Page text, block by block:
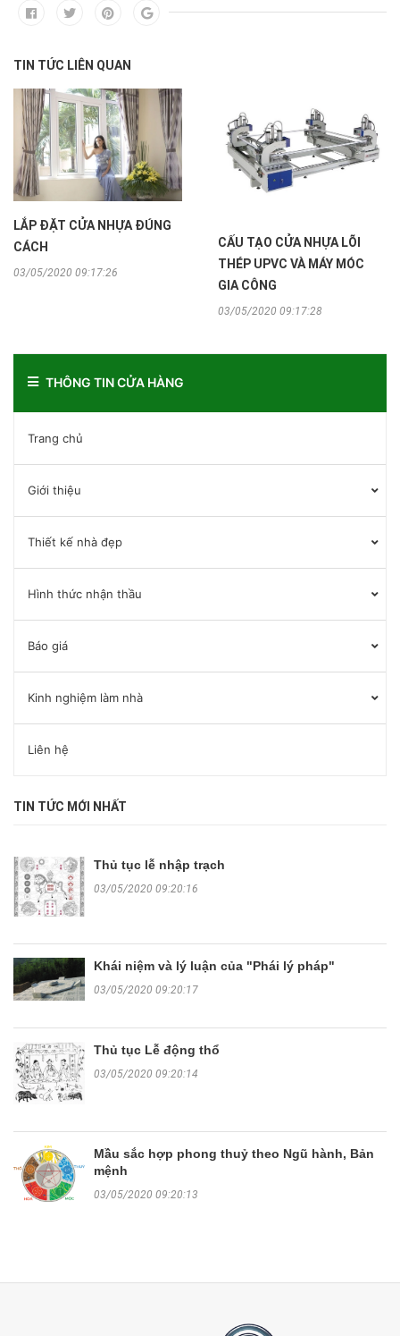
THÔNG TIN CỬA HÀNG
Trang chủ
Giới thiệu
Thiết kế nhà đẹp
Hình thức nhận thầu
Báo giá
Kinh nghiệm làm nhà
Liên hệ
TIN TỨC MỚI NHẤT
Thủ tục lễ nhập trạch
03/05/2020 09:20:16
Khái niệm và lý luận của "Phái lý pháp"
03/05/2020 09:20:17
Thủ tục Lễ động thổ
03/05/2020 09:20:14
Mầu sắc hợp phong thuỷ theo Ngũ hành, Bản
mệnh
03/05/2020 09:20:13
TIN TỨC LIÊN QUAN
LẮP ĐẶT CỬA NHỰA ĐÚNG
CÁCH
03/05/2020 09:17:26
CẤU TẠO CỬA NHỰA LÕI
THÉP UPVC VÀ MÁY MÓC
GIA CÔNG
03/05/2020 09:17:28